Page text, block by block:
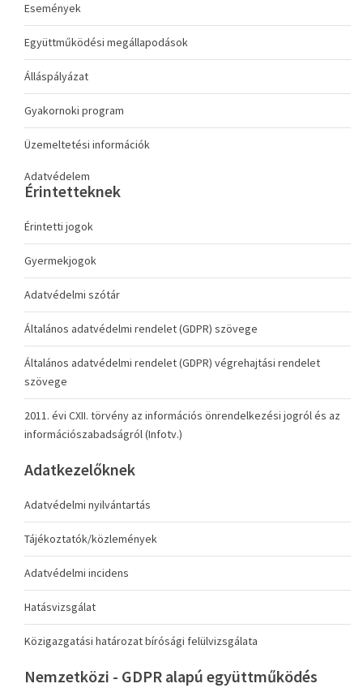
Események
Együttműködési megállapodások
Álláspályázat
Gyakornoki program
Üzemeltetési információk
Adatvédelem
Érintetteknek
Érintetti jogok
Gyermekjogok
Adatvédelmi szótár
Általános adatvédelmi rendelet (GDPR) szövege
Általános adatvédelmi rendelet (GDPR) végrehajtási rendelet
szövege
2011. évi CXII. törvény az információs önrendelkezési jogról és az
információszabadságról (Infotv.)
Adatkezelőknek
Adatvédelmi nyilvántartás
Tájékoztatók/közlemények
Adatvédelmi incidens
Hatásvizsgálat
Közigazgatási határozat bírósági felülvizsgálata
Nemzetközi - GDPR alapú együttműködés